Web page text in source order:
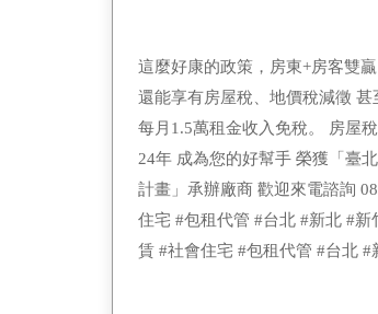
這麼好康的政策，房東+房客雙
還能享有房屋稅、地價稅減徵
每月1.5萬租金收入免稅。 房屋
24年 成為您的好幫手 榮獲「臺
計畫」承辦廠商 歡迎來電諮詢
住宅 #包租代管 #台北 #新北 #
賃 #社會住宅 #包租代管 #台北